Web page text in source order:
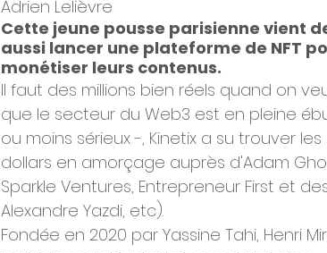
Adrien Lelièvre
Cette jeune pousse parisienne vient
aussi lancer une plateforme de NFT
monétiser leurs contenus.
Il faut des millions bien réels quand on
que le secteur du Web3 est en pleine
ou moins sérieux -, Kinetix a su trouver
dollars en amorçage auprès d'Adam
Sparkle Ventures, Entrepreneur First et
Alexandre Yazdi, etc).
Fondée en 2020 par Yassine Tahi, Henri